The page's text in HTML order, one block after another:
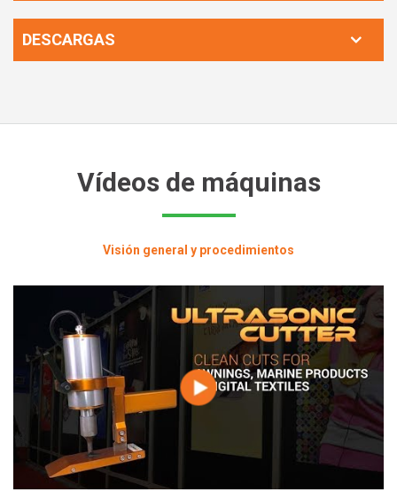
DESCARGAS
Vídeos de máquinas
Visión general y procedimientos